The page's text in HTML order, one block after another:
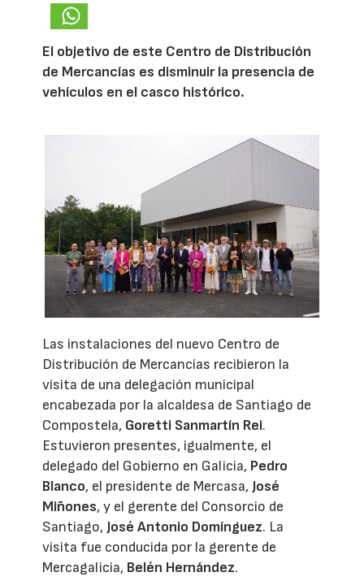
El objetivo de este Centro de Distribución
de Mercancías es disminuir la presencia de
vehículos en el casco histórico.
Las instalaciones del nuevo Centro de
Distribución de Mercancías recibieron la
visita de una delegación municipal
encabezada por la alcaldesa de Santiago de
Compostela, Goretti Sanmartín Rei.
Estuvieron presentes, igualmente, el
delegado del Gobierno en Galicia, Pedro
Blanco, el presidente de Mercasa, José
Miñones, y el gerente del Consorcio de
Santiago, José Antonio Domínguez. La
visita fue conducida por la gerente de
Mercagalicia, Belén Hernández.